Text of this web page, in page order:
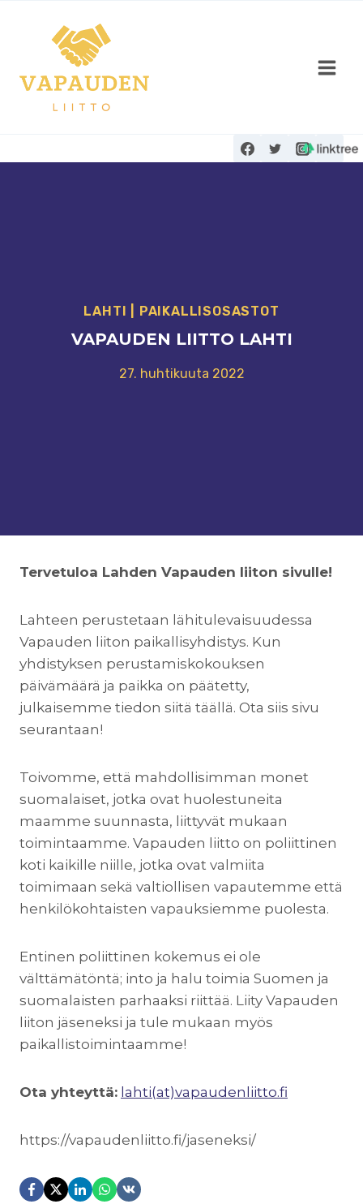
sisältöön
LAHTI PAIKALLISOSASTOT
VAPAUDEN LIITTO LAHTI
27. huhtikuuta 2022
Tervetuloa Lahden Vapauden liiton sivulle!
Lahteen perustetaan lähitulevaisuudessa
Vapauden liiton paikallisyhdistys. Kun
yhdistyksen perustamiskokouksen
päivämäärä ja paikka on päätetty,
julkaisemme tiedon siitä täällä. Ota siis sivu
seurantaan!
Toivomme, että mahdollisimman monet
suomalaiset, jotka ovat huolestuneita
maamme suunnasta, liittyvät mukaan
toimintaamme. Vapauden liitto on poliittinen
koti kaikille niille, jotka ovat valmiita
toimimaan sekä valtiollisen vapautemme että
henkilökohtaisten vapauksiemme puolesta.
Entinen poliittinen kokemus ei ole
välttämätöntä; into ja halu toimia Suomen ja
suomalaisten parhaaksi riittää. Liity Vapauden
liiton jäseneksi ja tule mukaan myös
paikallistoimintaamme!
Ota yhteyttä: lahti(at)vapaudenliitto.fi
https://vapaudenliitto.fi/jaseneksi/